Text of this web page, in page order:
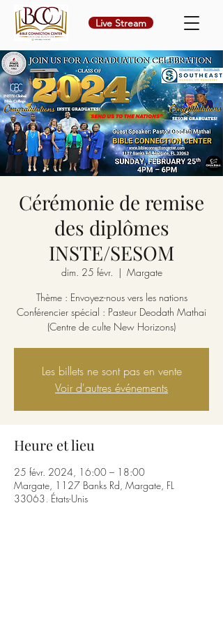
Live Stream
Cérémonie de remise
des diplômes
INSTE/SESOM
dim. 25 févr.
  |
Margate
Thème : Envoyez-nous vers les nations
Conférencier spécial : Pasteur Deodath Mathai
(Centre de culte New Horizons)
Les billets ne sont pas en vente
Voir d'autres événements
Heure et lieu
25 févr. 2024, 16:00 – 18:00
Margate, 1127 Banks Rd, Margate, FL
33063, États-Unis